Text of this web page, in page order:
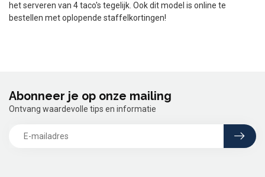
het serveren van 4 taco's tegelijk. Ook dit model is online te
bestellen met oplopende staffelkortingen!
Abonneer je op onze mailing
Ontvang waardevolle tips en informatie